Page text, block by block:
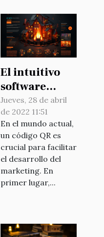
El intuitivo
software
gratuito de
creación de
códigos QR
online
Jueves, 28 de abril
de 2022 11:51
En el mundo actual,
un código QR es
crucial para facilitar
el desarrollo del
marketing. En
primer lugar,...